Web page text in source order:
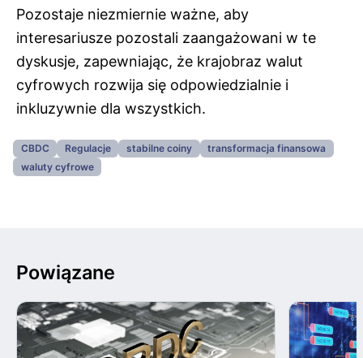
Pozostaje niezmiernie ważne, aby
interesariusze pozostali zaangażowani w te
dyskusje, zapewniając, że krajobraz walut
cyfrowych rozwija się odpowiedzialnie i
inkluzywnie dla wszystkich.
CBDC Regulacje stabilne coiny
transformacja finansowa
waluty cyfrowe
Powiązane